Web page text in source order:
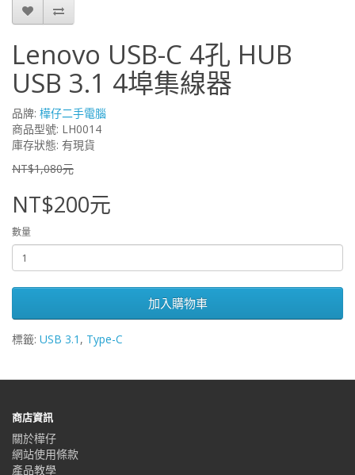
Lenovo USB-C 4孔 HUB
USB 3.1 4埠集線器
品牌: 樺仔二手電腦
商品型號: LH0014
庫存狀態: 有現貨
NT$1,080元
NT$200元
數量
加入購物車
標籤: USB 3.1 , Type-C
商店資訊
關於樺仔
網站使用條款
產品教學